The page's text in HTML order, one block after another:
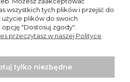
wszystkich tych plików i przejść do
plików do swoich
"Dostosuj zgody".
przeczytasz w naszej Polityce
tylko niezbędne